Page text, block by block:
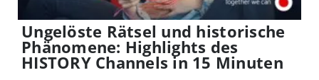
Ungelöste Rätsel und historische
Phänomene: Highlights des
HISTORY Channels in 15 Minuten